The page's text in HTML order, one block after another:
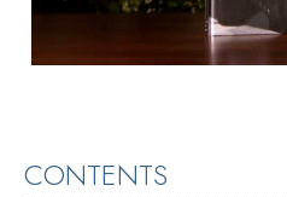
CONTENTS